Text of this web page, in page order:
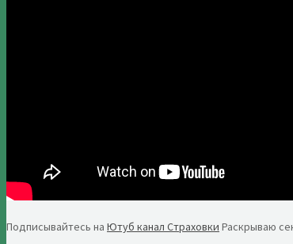
Подписывайтесь на Ютуб канал Страховки Раскрываю